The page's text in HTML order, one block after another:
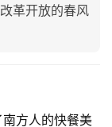
革开放的春风
方人的快餐美